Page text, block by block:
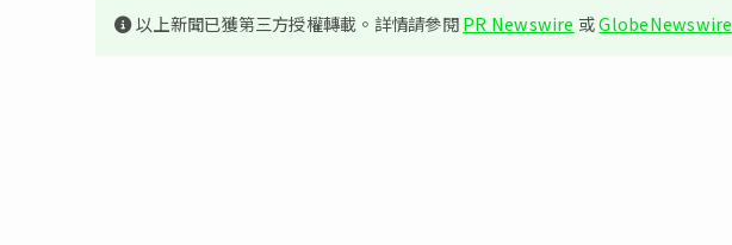
以上新聞已獲第三方授權轉載。詳情請參閱PR Newswire 或GlobeNewswire